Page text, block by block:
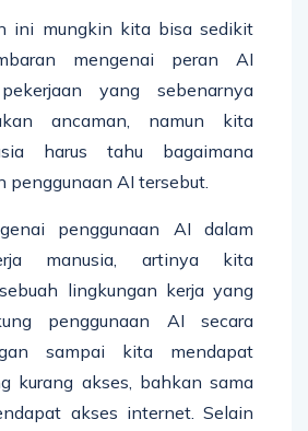
ini mungkin kita bisa sedikit
mengenai peran AI
yang sebenarnya
ancaman, namun kita
harus tahu bagaimana
penggunaan AI tersebut.
penggunaan AI dalam
manusia, artinya kita
lingkungan kerja yang
penggunaan AI secara
sampai kita mendapat
kurang akses, bahkan sama
akses internet. Selain